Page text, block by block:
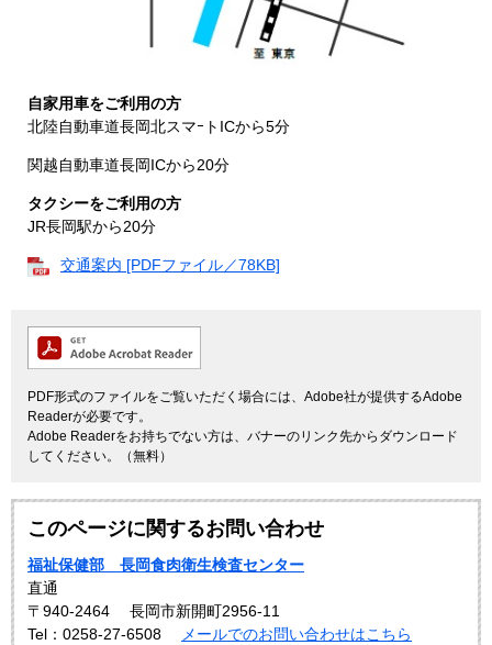
自家用車をご利用の方
北陸自動車道長岡北スマｰトICから5分
関越自動車道長岡ICから20分
タクシーをご利用の方
JR長岡駅から20分
交通案内 [PDFファイル／78KB]
PDF形式のファイルをご覧いただく場合には、Adobe社が提供するAdobe
Readerが必要です。
Adobe Readerをお持ちでない方は、バナーのリンク先からダウンロード
してください。（無料）
このページに関するお問い合わせ
福祉保健部 長岡食肉衛生検査センター
直通
〒940-2464
長岡市新開町2956-11
Tel：0258-27-6508
メールでのお問い合わせはこちら